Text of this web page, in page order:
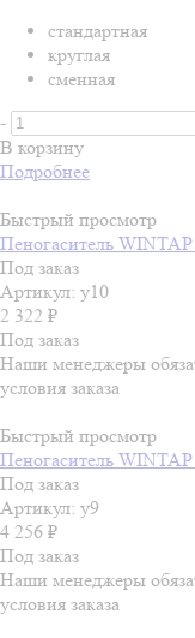
стандартная
круглая
сменная
-
В корзину
Подробнее
Быстрый просмотр
Пеногаситель
Под заказ
Артикул: у10
2 322 ₽
Под заказ
Наши менеджеры
условия заказа
Быстрый просмотр
Пеногаситель
Под заказ
Артикул: у9
4 256 ₽
Под заказ
Наши менеджеры
условия заказа